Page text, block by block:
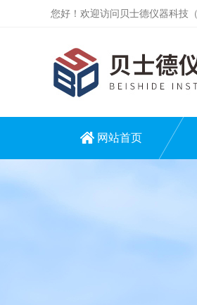
您好！欢迎访问贝士德仪器科技
网站首页